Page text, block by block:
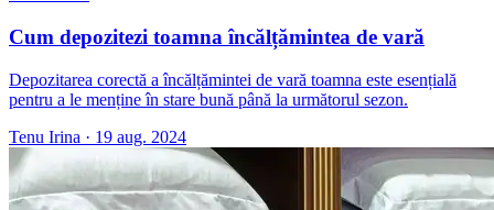
Cum depozitezi toamna încălțămintea de vară
Depozitarea corectă a încălțămintei de vară toamna este esențială
pentru a le menține în stare bună până la următorul sezon.
Tenu Irina · 19 aug. 2024